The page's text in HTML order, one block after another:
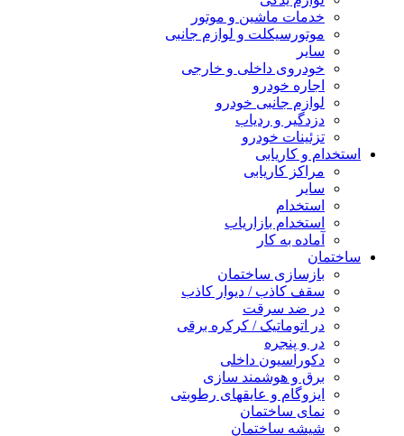
خدمات ماشین و موتور
موتورسیکلت و لوازم جانبی
سایر
خودروی داخلی و خارجی
اجاره خودرو
لوازم جانبی خودرو
دزدگیر و ردیاب
تزئینات خودرو
استخدام و کاریابی
مراکز کاریابی
سایر
استخدام
استخدام بازاریاب
آماده به کار
ساختمان
بازسازی ساختمان
سقف کاذب / دیوار کاذب
در ضد سرقت
در اتوماتیک / کرکره برقی
در و پنجره
دکوراسیون داخلی
برق و هوشمند سازی
ایزوگام و عایقهای رطوبتی
نمای ساختمان
شیشه ساختمان